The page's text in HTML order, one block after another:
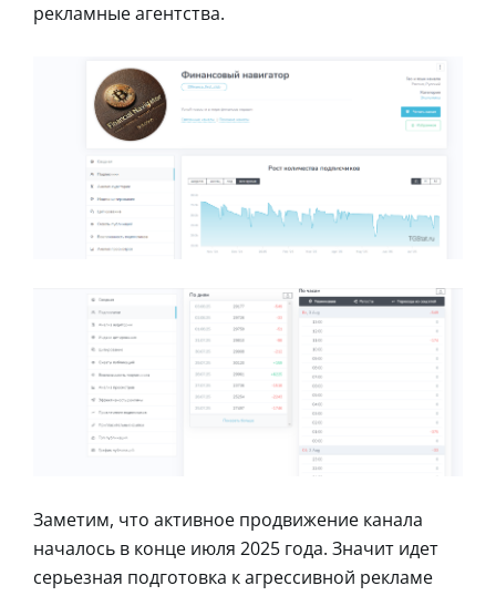
рекламные агентства.
Заметим, что активное продвижение канала
началось в конце июля 2025 года. Значит идет
серьезная подготовка к агрессивной рекламе